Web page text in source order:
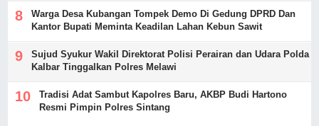
Warga Desa Kubangan Tompek Demo Di Gedung DPRD Dan
Kantor Bupati Meminta Keadilan Lahan Kebun Sawit
Sujud Syukur Wakil Direktorat Polisi Perairan dan Udara Polda
Kalbar Tinggalkan Polres Melawi
Tradisi Adat Sambut Kapolres Baru, AKBP Budi Hartono
Resmi Pimpin Polres Sintang